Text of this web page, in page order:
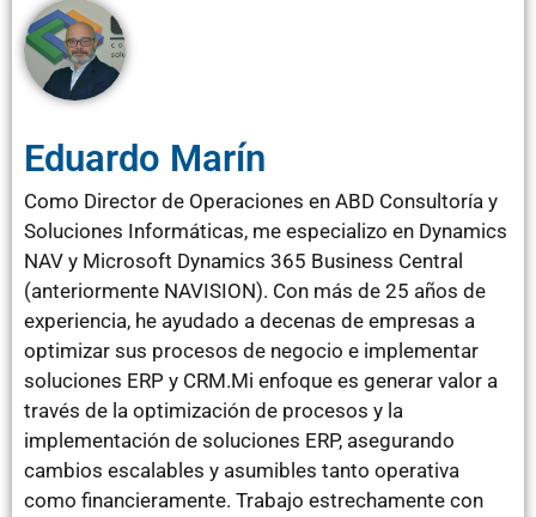
Eduardo Marín
Como Director de Operaciones en ABD Consultoría y
Soluciones Informáticas, me especializo en Dynamics
NAV y Microsoft Dynamics 365 Business Central
(anteriormente NAVISION). Con más de 25 años de
experiencia, he ayudado a decenas de empresas a
optimizar sus procesos de negocio e implementar
soluciones ERP y CRM.Mi enfoque es generar valor a
través de la optimización de procesos y la
implementación de soluciones ERP, asegurando
cambios escalables y asumibles tanto operativa
como financieramente. Trabajo estrechamente con